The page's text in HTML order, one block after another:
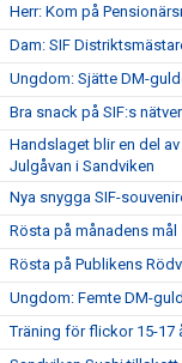
Herr: Kom på
Dam: SIF
Ungdom: Sjätte DM-
Bra snack på SIF:s
Handslaget blir en del
Julgåvan i Sandviken
Nya snygga SIF-
Rösta på månadens mål
Rösta på Publikens
Ungdom: Femte DM-
Träning för flickor 15-17